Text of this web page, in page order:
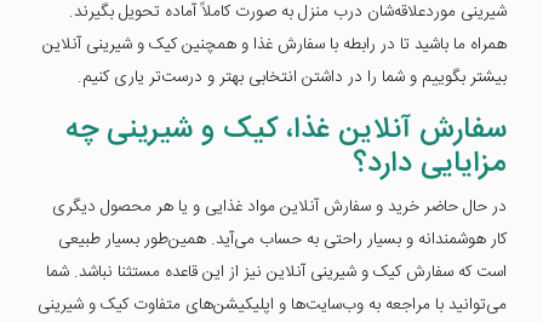
شیرینی موردعلاقه‌شان درب منزل به صورت کاملاً آماده تحویل بگیرند.
همراه ما باشید تا در رابطه با سفارش غذا و همچنین کیک و شیرینی آنلاین
بیشتر بگوییم و شما را در داشتن انتخابی بهتر و درست‌تر یاری کنیم.
سفارش آنلاین غذا، کیک و شیرینی چه
مزایایی دارد؟
در حال حاضر خرید و سفارش آنلاین مواد غذایی و یا هر محصول دیگری
کار هوشمندانه و بسیار راحتی به حساب می‌آید. همین‌طور بسیار طبیعی
است که سفارش کیک و شیرینی آنلاین نیز از این قاعده مستثنا نباشد. شما
می‌توانید با مراجعه به وب‌سایت‌ها و اپلیکیشن‌های متفاوت کیک و شیرینی